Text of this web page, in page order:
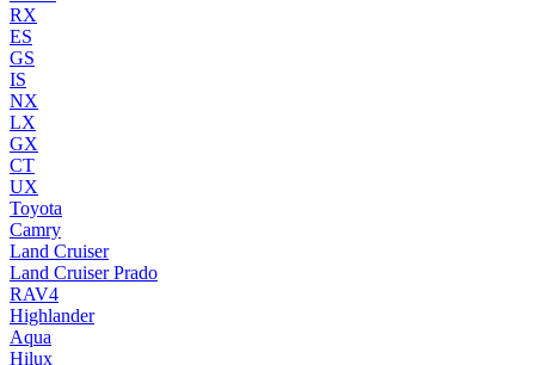
RX
ES
GS
IS
NX
LX
GX
CT
UX
Toyota
Camry
Land Cruiser
Land Cruiser Prado
RAV4
Highlander
Aqua
Hilux